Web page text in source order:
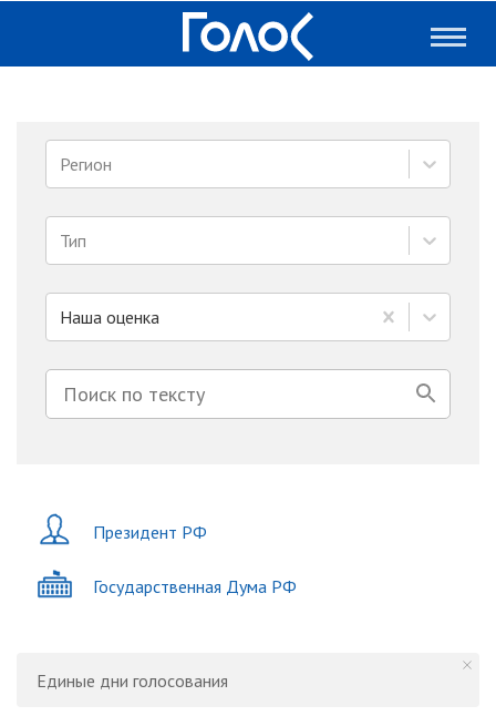
Регион
Тип
Наша оценка
Президент РФ
Государственная Дума РФ
Единые дни голосования